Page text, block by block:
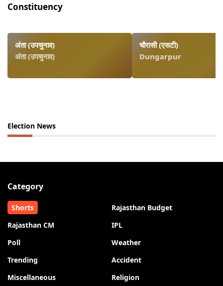
Constituency
अंता (उपचुनाव)
अंता (उपचुनाव)
चौरासी (एसटी)
Dungarpur
Election News
Category
Shorts
Rajasthan Budget
Rajasthan CM
IPL
Poll
Weather
Trending
Accident
Miscellaneous
Religion